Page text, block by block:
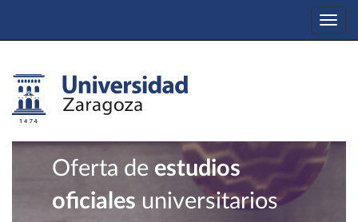
Oferta de estudios
oficiales universitarios